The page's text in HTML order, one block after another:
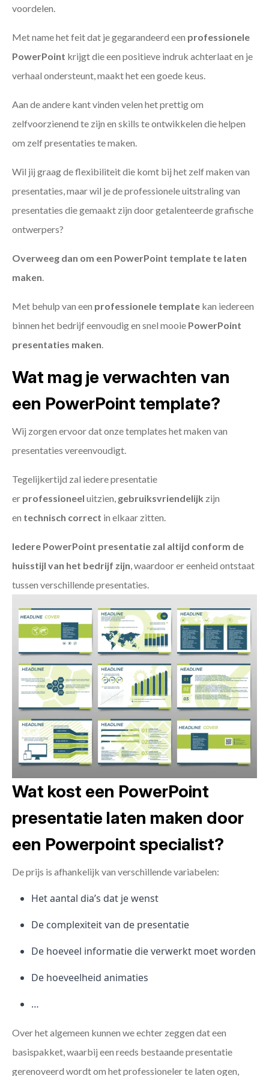
voordelen.
Met name het feit dat je gegarandeerd een professionele
PowerPoint krijgt die een positieve indruk achterlaat en je
verhaal ondersteunt, maakt het een goede keus.
Aan de andere kant vinden velen het prettig om
zelfvoorzienend te zijn en skills te ontwikkelen die helpen
om zelf presentaties te maken.
Wil jij graag de flexibiliteit die komt bij het zelf maken van
presentaties, maar wil je de professionele uitstraling van
presentaties die gemaakt zijn door getalenteerde grafische
ontwerpers?
Overweeg dan om een PowerPoint template te laten
maken.
Met behulp van een professionele template kan iedereen
binnen het bedrijf eenvoudig en snel mooie PowerPoint
presentaties maken.
Wat mag je verwachten van
een PowerPoint template?
Wij zorgen ervoor dat onze templates het maken van
presentaties vereenvoudigt.
Tegelijkertijd zal iedere presentatie
er professioneel uitzien, gebruiksvriendelijk zijn
en technisch correct in elkaar zitten.
Iedere PowerPoint presentatie zal altijd conform de
huisstijl van het bedrijf zijn, waardoor er eenheid ontstaat
tussen verschillende presentaties.
Wat kost een PowerPoint
presentatie laten maken door
een Powerpoint specialist?
De prijs is afhankelijk van verschillende variabelen:
Het aantal dia’s dat je wenst
De complexiteit van de presentatie
De hoeveel informatie die verwerkt moet worden
De hoeveelheid animaties
…
Over het algemeen kunnen we echter zeggen dat een
basispakket, waarbij een reeds bestaande presentatie
gerenoveerd wordt om het professioneler te laten ogen,